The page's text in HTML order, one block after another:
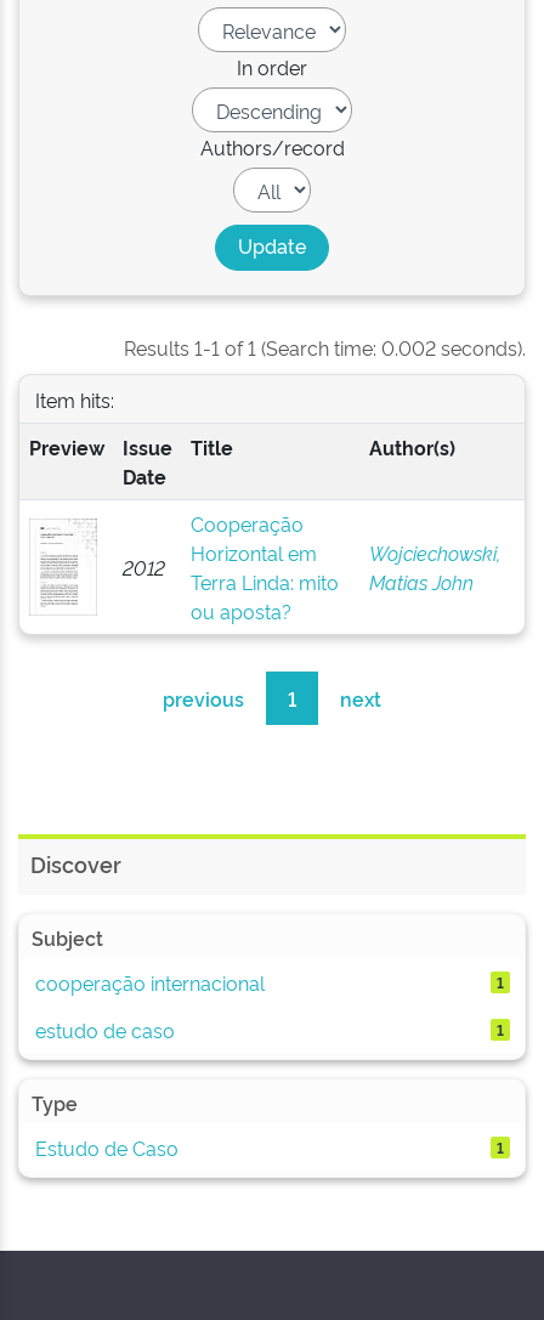
In order
Authors/record
Results 1-1 of 1 (Search time: 0.002 seconds).
Item hits:
Preview
Issue
Date
Title Author(s)
2012
Cooperação
Horizontal em
Terra Linda: mito
ou aposta?
Wojciechowski,
Matias John
previous 1 next
Discover
Subject
cooperação internacional
1
estudo de caso 1
Type
Estudo de Caso
1